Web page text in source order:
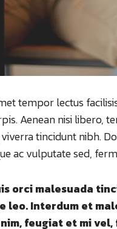
tempor lectus
Aenean nisi libero,
tincidunt nibh.
ac vulputate sed,
orci malesuada
leo. Interdum et
feugiat et mi